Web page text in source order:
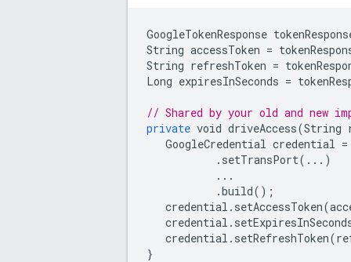
GoogleTokenResponse
String accessToken =
String refreshToken =
Long expiresInSeconds =
// Shared by your old and new
private void driveAccess(String
GoogleCredential credential =
. setTransPort( ... )
...
.build();
credential . setAccessToken(
credential .
credential . setRefreshToken(
}